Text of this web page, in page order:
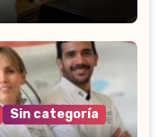
Sin categoría